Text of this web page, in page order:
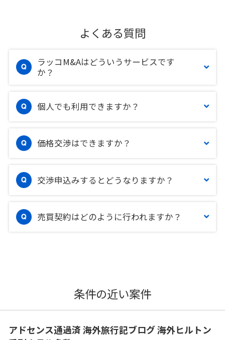
よくある質問
ラッコM&Aはどういうサービスです
か？
個人でも利用できますか？
価格交渉はできますか？
交渉申込みするとどうなりますか？
売買契約はどのように行われますか？
条件の近い案件
アドセンス通過済 海外旅行記ブログ 海外ヒルトン